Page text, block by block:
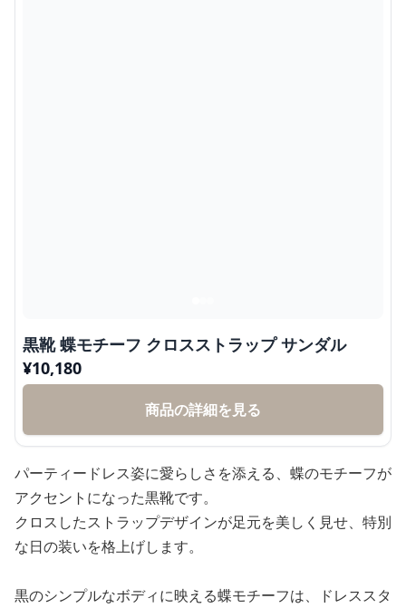
黒靴 蝶モチーフ クロスストラップ サンダル
¥10,180
商品の詳細を見る
パーティードレス姿に愛らしさを添える、蝶のモチーフが
アクセントになった黒靴です。
クロスしたストラップデザインが足元を美しく見せ、特別
な日の装いを格上げします。
黒のシンプルなボディに映える蝶モチーフは、ドレススタ